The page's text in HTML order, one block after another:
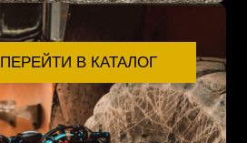
ПЕРЕЙТИ В КАТАЛОГ